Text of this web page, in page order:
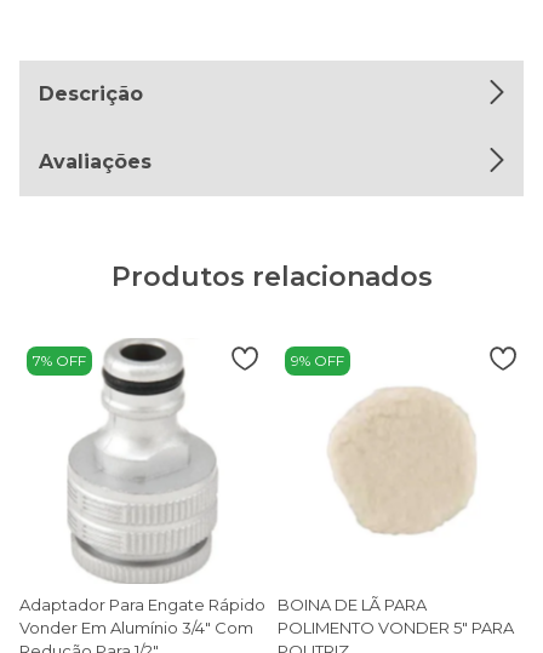
Descrição
Avaliações
Produtos relacionados
7% OFF
Adaptador Para Engate Rápido
Vonder Em Alumínio 3/4" Com
9% OFF
BOINA DE LÃ PARA
POLIMENTO VONDER 5" PARA